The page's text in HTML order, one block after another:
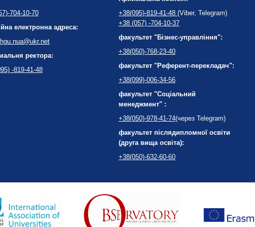
704-10-70
електронна адреса:
ректора:
-819-41-48
+38(095)-819-41-48 (Viber, Telegram)
+38 (057) -704-10-37
факультет "Бізнес-управління":
+38(050)-768-23-40
факультет "Референт-перекладач":
+38(099)-006-34-56
факультет "Соціальний
менеджмент" :
+38(050)-978-41-74(через Telegram)
факультет післядипломної освіти
(друга вища освіта):
+38(050)-632-60-60